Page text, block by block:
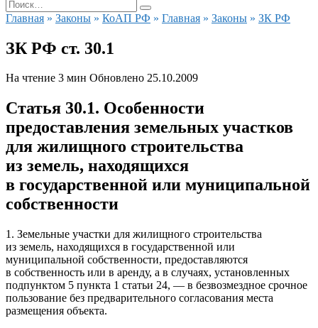
for:
Главная » Законы » КоАП РФ » Главная » Законы » ЗК РФ
ЗК РФ ст. 30.1
На чтение 3 мин Обновлено 25.10.2009
Статья 30.1. Особенности
предоставления земельных участков
для жилищного строительства
из земель, находящихся
в государственной или муниципальной
собственности
1. Земельные участки для жилищного строительства
из земель, находящихся в государственной или
муниципальной собственности, предоставляются
в собственность или в аренду, а в случаях, установленных
подпунктом 5 пункта 1 статьи 24, — в безвозмездное срочное
пользование без предварительного согласования места
размещения объекта.